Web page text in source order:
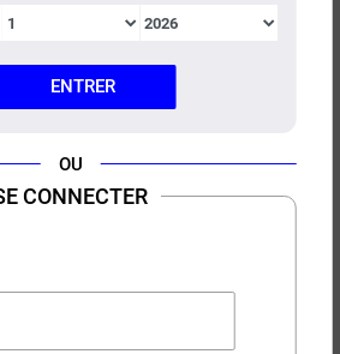
ENTRER
OU
CONNECTER